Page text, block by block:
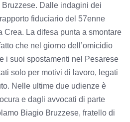
Dalle indagini dei
fiduciario del 57enne
Crea. La difesa punta a smontare
che nel giorno dell’omicidio
i suoi spostamenti nel Pesarese
solo per motivi di lavoro, legati
Nelle ultime due udienze è
e dagli avvocati di parte
Biagio Bruzzese, fratello di